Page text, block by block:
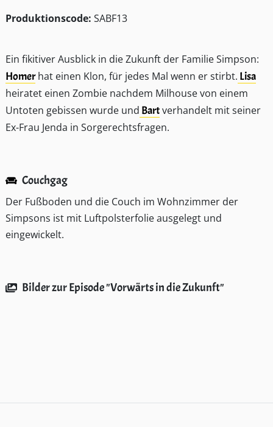
Produktionscode: SABF13
Ein fikitiver Ausblick in die Zukunft der Familie Simpson:
Homerhat einen Klon, für jedes Mal wenn er stirbt. Lisa
heiratet einen Zombie nachdem Milhouse von einem
Untoten gebissen wurde und Bartverhandelt mit seiner
Ex-Frau Jenda in Sorgerechtsfragen.
Couchgag
Der Fußboden und die Couch im Wohnzimmer der
Simpsons ist mit Luftpolsterfolie ausgelegt und
eingewickelt.
Bilder zur Episode "Vorwärts in die Zukunft"